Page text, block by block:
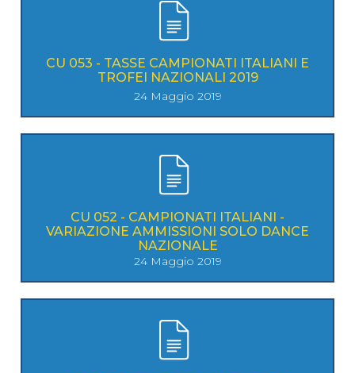
CU 053 - TASSE CAMPIONATI ITALIANI E
TROFEI NAZIONALI 2019
24 Maggio 2019
CU 052 - CAMPIONATI ITALIANI -
VARIAZIONE AMMISSIONI SOLO DANCE
NAZIONALE
24 Maggio 2019